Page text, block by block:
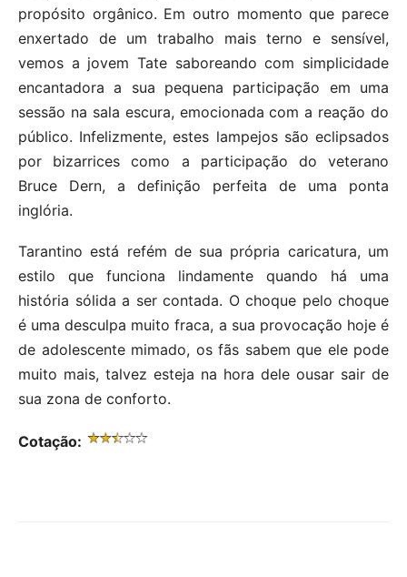
propósito orgânico. Em outro momento que parece
enxertado de um trabalho mais terno e sensível,
vemos a jovem Tate saboreando com simplicidade
encantadora a sua pequena participação em uma
sessão na sala escura, emocionada com a reação do
público. Infelizmente, estes lampejos são eclipsados
por bizarrices como a participação do veterano
Bruce Dern, a definição perfeita de uma ponta
inglória.
Tarantino está refém de sua própria caricatura, um
estilo que funciona lindamente quando há uma
história sólida a ser contada. O choque pelo choque
é uma desculpa muito fraca, a sua provocação hoje é
de adolescente mimado, os fãs sabem que ele pode
muito mais, talvez esteja na hora dele ousar sair de
sua zona de conforto.
Cotação: